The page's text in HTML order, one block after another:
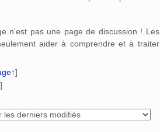
n'est pas une page de discussion ! Les
aider à comprendre et à traiter
]
]